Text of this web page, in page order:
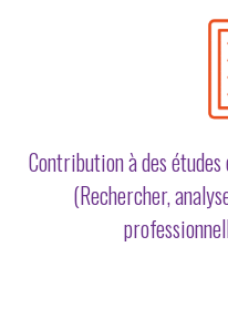
Contribution à des études
(Rechercher,